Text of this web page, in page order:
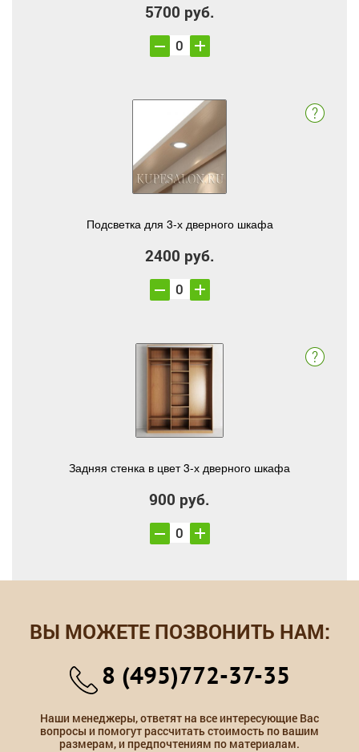
5700 руб.
Подсветка для 3-х дверного шкафа
2400 руб.
Задняя стенка в цвет 3-х дверного шкафа
900 руб.
ВЫ МОЖЕТЕ ПОЗВОНИТЬ НАМ:
8 (495)772-37-35
Наши менеджеры, ответят на все интересующие Вас
вопросы и помогут рассчитать стоимость по вашим
размерам, и предпочтениям по материалам.